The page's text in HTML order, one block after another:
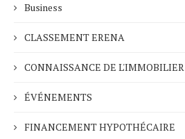
Business
CLASSEMENT ERENA
CONNAISSANCE DE L'IMMOBILIER
ÉVÉNEMENTS
FINANCEMENT HYPOTHÉCAIRE